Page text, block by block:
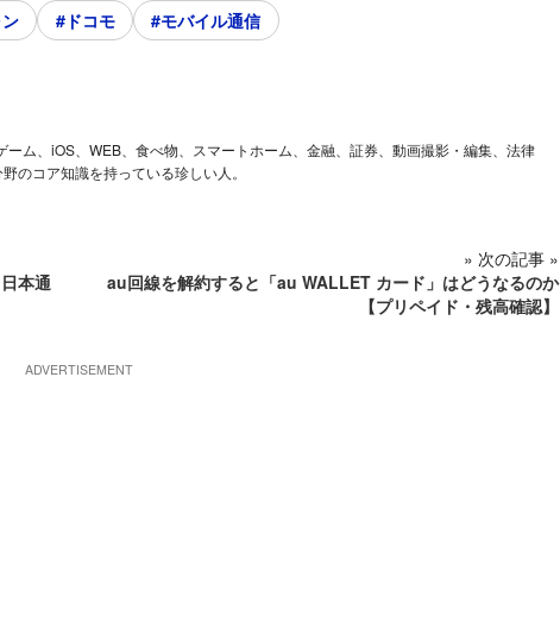
#ドコモ #モバイル通信
ム、iOS、WEB、食べ物、スマートホーム、金融、証券、動画撮影・編集、法律
のコア知識を持っている珍しい人。
本通
» 次の記事 »
au回線を解約すると「au WALLET カード」はどうなるのか
【プリペイド・残高確認】